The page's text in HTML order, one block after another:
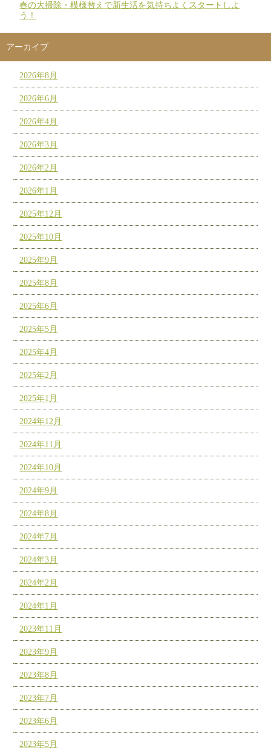
春の大掃除・模様替えで新生活を気持ちよくスタートしよ
う！
アーカイブ
2026年8月
2026年6月
2026年4月
2026年3月
2026年2月
2026年1月
2025年12月
2025年10月
2025年9月
2025年8月
2025年6月
2025年5月
2025年4月
2025年2月
2025年1月
2024年12月
2024年11月
2024年10月
2024年9月
2024年8月
2024年7月
2024年3月
2024年2月
2024年1月
2023年11月
2023年9月
2023年8月
2023年7月
2023年6月
2023年5月